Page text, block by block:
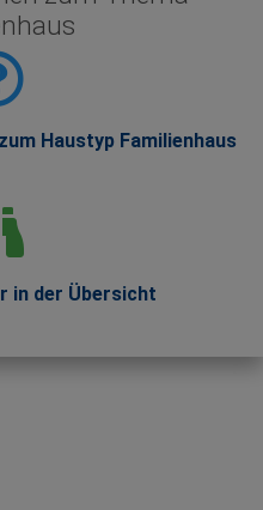
Haustyp Familienhaus
in der Übersicht